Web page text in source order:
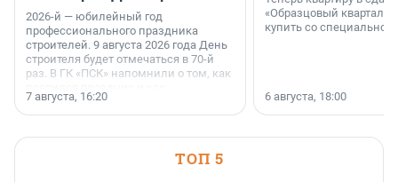
2026-й — юбилейный год
профессионального праздника
строителей. 9 августа 2026 года День
строителя будет отмечаться в 70-й
раз. В ГК «ПСК» напомнили о том, как
поменялась роль строительства.
7 августа, 16:20
«Образцовый квартал
купить со специальной
6 августа, 18:00
ТОП 5